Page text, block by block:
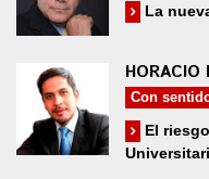
La
HORACIO
Con
El